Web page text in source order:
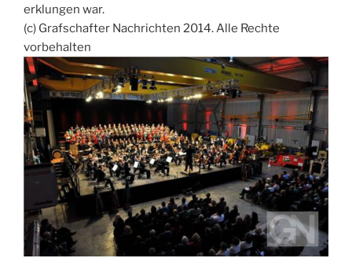
erklungen war.
(c) Grafschafter Nachrichten 2014. Alle Rechte
vorbehalten